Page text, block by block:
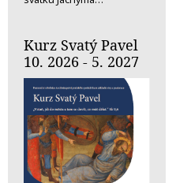
Kurz Svatý Pavel
10. 2026 - 5. 2027